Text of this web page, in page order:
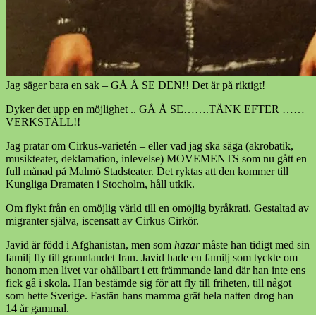
Jag säger bara en sak – GÅ Å SE DEN!! Det är på riktigt!
Dyker det upp en möjlighet .. GÅ Å SE…….TÄNK EFTER ……
VERKSTÄLL!!
Jag pratar om Cirkus-varietén – eller vad jag ska säga (akrobatik,
musikteater, deklamation, inlevelse) MOVEMENTS som nu gått en
full månad på Malmö Stadsteater. Det ryktas att den kommer till
Kungliga Dramaten i Stocholm, håll utkik.
Om flykt från en omöjlig värld till en omöjlig byråkrati. Gestaltad av
migranter själva, iscensatt av Cirkus Cirkör.
Javid är född i Afghanistan, men som hazarmåste han tidigt med sin
familj fly till grannlandet Iran. Javid hade en familj som tyckte om
honom men livet var ohållbart i ett främmande land där han inte ens
fick gå i skola. Han bestämde sig för att fly till friheten, till något
som hette Sverige. Fastän hans mamma grät hela natten drog han –
14 år gammal.